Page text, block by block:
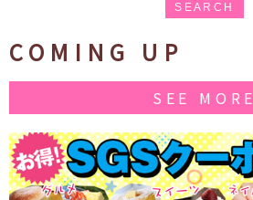
SEARCH
COMING UP
SEE MORE